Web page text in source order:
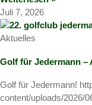
Juli 7, 2026
Aktuelles
Golf für Jedermann –
Golf für Jedermann!
content/uploads/2026/